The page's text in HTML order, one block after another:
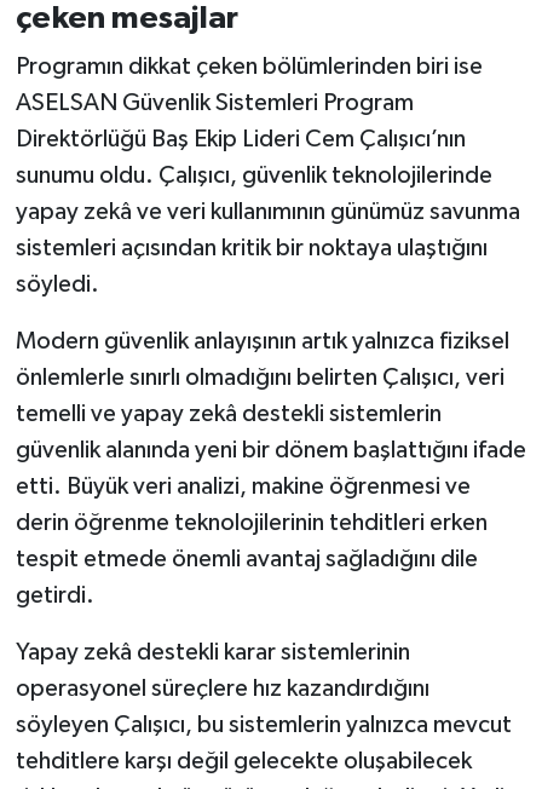
çeken mesajlar
Programın dikkat çeken bölümlerinden biri ise
ASELSAN Güvenlik Sistemleri Program
Direktörlüğü Baş Ekip Lideri Cem Çalışıcı’nın
sunumu oldu. Çalışıcı, güvenlik teknolojilerinde
yapay zekâ ve veri kullanımının günümüz savunma
sistemleri açısından kritik bir noktaya ulaştığını
söyledi.
Modern güvenlik anlayışının artık yalnızca fiziksel
önlemlerle sınırlı olmadığını belirten Çalışıcı, veri
temelli ve yapay zekâ destekli sistemlerin
güvenlik alanında yeni bir dönem başlattığını ifade
etti. Büyük veri analizi, makine öğrenmesi ve
derin öğrenme teknolojilerinin tehditleri erken
tespit etmede önemli avantaj sağladığını dile
getirdi.
Yapay zekâ destekli karar sistemlerinin
operasyonel süreçlere hız kazandırdığını
söyleyen Çalışıcı, bu sistemlerin yalnızca mevcut
tehditlere karşı değil gelecekte oluşabilecek